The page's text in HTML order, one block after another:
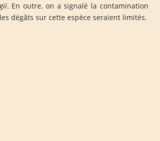
. En outre, on a signalé la contamination
dégâts sur cette espèce seraient limités.